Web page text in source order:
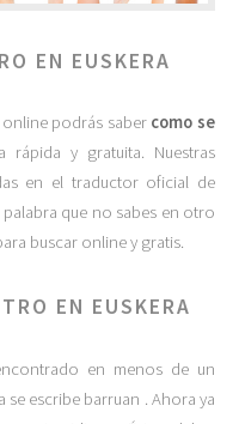
EN EUSKERA
podrás saber como se
rápida y gratuita. Nuestras
en el traductor oficial de
que no sabes en otro
buscar online y gratis.
EN EUSKERA
en menos de un
escribe barruan . Ahora ya